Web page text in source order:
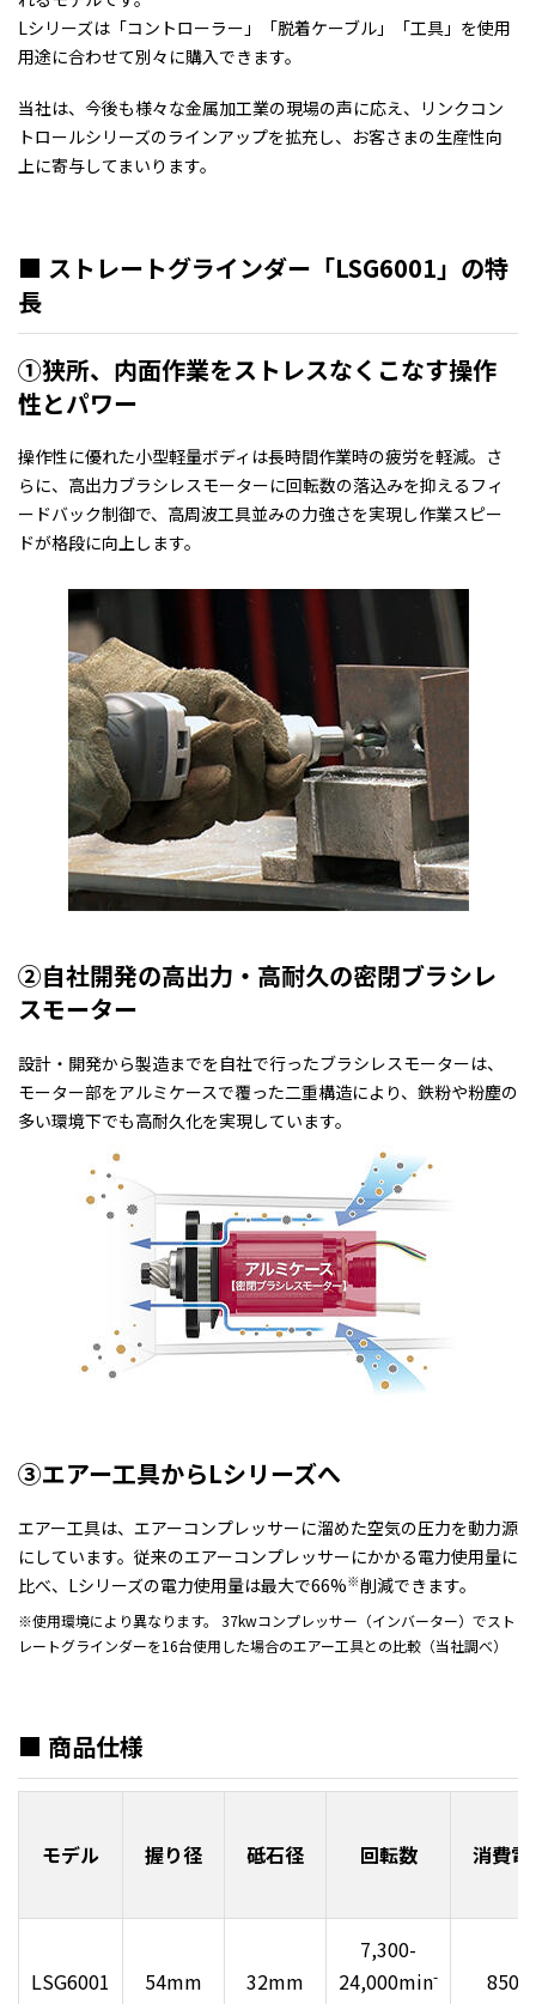
Lシリーズは「コントローラー」「脱着ケーブル」「工具」を使用
用途に合わせて別々に購入できます。
当社は、今後も様々な金属加工業の現場の声に応え、リンクコン
トロールシリーズのラインアップを拡充し、お客さまの生産性向
上に寄与してまいります。
■ ストレートグラインダー「LSG6001」の特
長
①狭所、内面作業をストレスなくこなす操作
性とパワー
操作性に優れた小型軽量ボディは長時間作業時の疲労を軽減。さ
らに、高出力ブラシレスモーターに回転数の落込みを抑えるフィ
ードバック制御で、高周波工具並みの力強さを実現し作業スピー
ドが格段に向上します。
②自社開発の高出力・高耐久の密閉ブラシレ
スモーター
設計・開発から製造までを自社で行ったブラシレスモーターは、
モーター部をアルミケースで覆った二重構造により、鉄粉や粉塵の
多い環境下でも高耐久化を実現しています。
③エアー工具からLシリーズへ
エアー工具は、エアーコンプレッサーに溜めた空気の圧力を動力源
にしています。従来のエアーコンプレッサーにかかる電力使用量に
比べ、Lシリーズの電力使用量は最大で66%※削減できます。
※使用環境により異なります。 37kwコンプレッサー（インバーター）でスト
レートグラインダーを16台使用した場合のエアー工具との比較（当社調べ）
■ 商品仕様
モデル 握り径 砥石径 回転数 消費電
LSG6001 54mm 32mm
7,300-
24,000min-
850W